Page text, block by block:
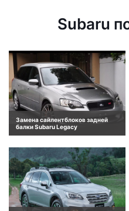
Subaru
Замена сайлентблоков задней
балки Subaru Legacy